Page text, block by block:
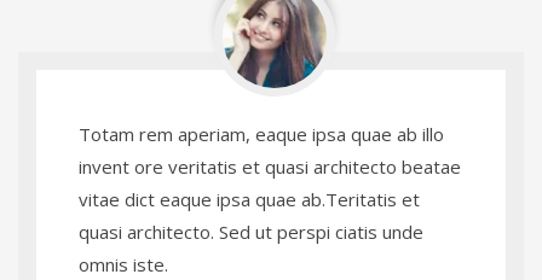
Totam rem aperiam, eaque ipsa quae ab illo
invent ore veritatis et quasi architecto beatae
vitae dict eaque ipsa quae ab.Teritatis et
quasi architecto. Sed ut perspi ciatis unde
omnis iste.